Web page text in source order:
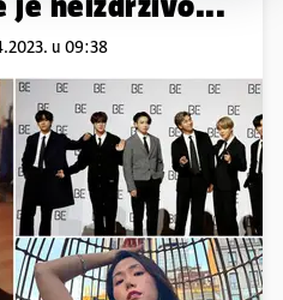
u 09:38